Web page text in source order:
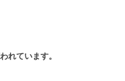
れています。